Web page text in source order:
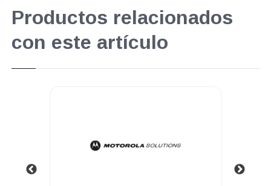
Productos relacionados
con este artículo